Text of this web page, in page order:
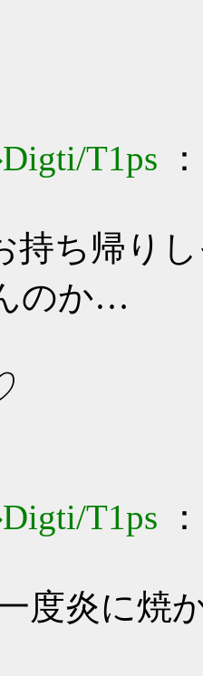
T1ps
持ち帰り
のか…
T1ps
度炎に焼